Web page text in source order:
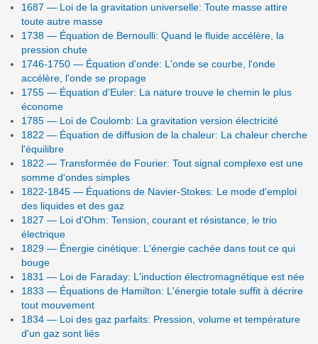
1687 — Loi de la gravitation universelle: Toute masse attire
toute autre masse
1738 — Équation de Bernoulli: Quand le fluide accélère, la
pression chute
1746-1750 — Équation d'onde: L'onde se courbe, l'onde
accélère, l'onde se propage
1755 — Équation d'Euler: La nature trouve le chemin le plus
économe
1785 — Loi de Coulomb: La gravitation version électricité
1822 — Équation de diffusion de la chaleur: La chaleur cherche
l'équilibre
1822 — Transformée de Fourier: Tout signal complexe est une
somme d'ondes simples
1822-1845 — Équations de Navier-Stokes: Le mode d'emploi
des liquides et des gaz
1827 — Loi d'Ohm: Tension, courant et résistance, le trio
électrique
1829 — Énergie cinétique: L'énergie cachée dans tout ce qui
bouge
1831 — Loi de Faraday: L'induction électromagnétique est née
1833 — Équations de Hamilton: L'énergie totale suffit à décrire
tout mouvement
1834 — Loi des gaz parfaits: Pression, volume et température
d'un gaz sont liés